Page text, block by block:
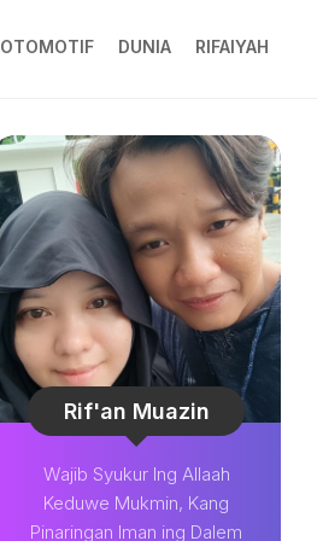
OTOMOTIF DUNIA RIFAIYAH
Rif'an Muazin
Wajib Syukur Ing Allaah
Keduwe Mukmin, Kang
Pinaringan Iman ing Dalem